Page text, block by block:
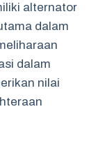
alternator
dalam
dalam
nilai